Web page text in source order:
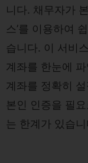
니다. 채무자가
스’를 이용하여
습니다. 이 서비
계좌를 한눈에
계좌를 정확히
본인 인증을 필
는 한계가 있습니